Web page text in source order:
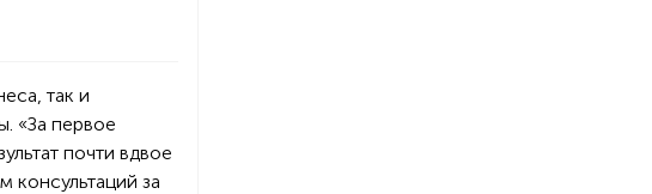
так и
«За первое
почти вдвое
консультаций за